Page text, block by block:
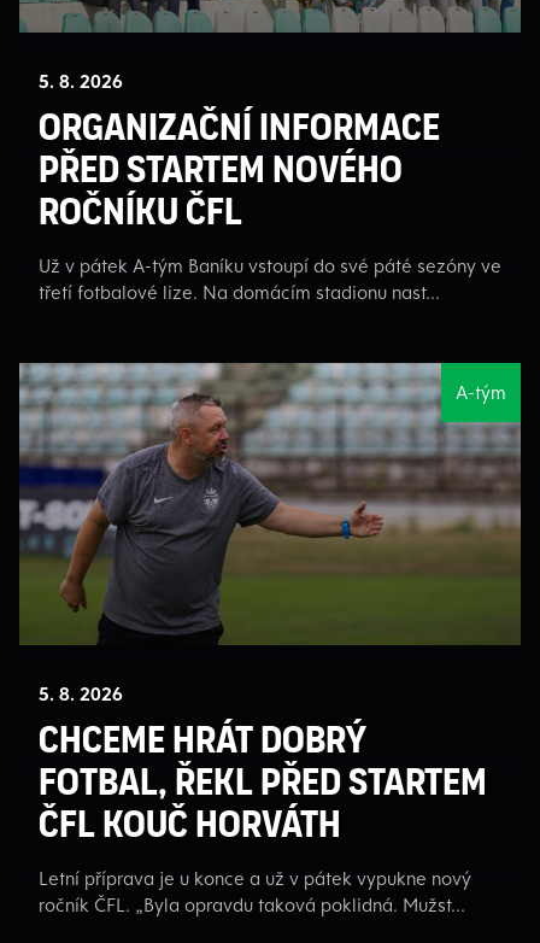
5. 8. 2026
Organizační informace
před startem nového
ročníku ČFL
Už v pátek A-tým Baníku vstoupí do své páté sezóny ve
třetí fotbalové lize. Na domácím stadionu nast...
A-tým
5. 8. 2026
Chceme hrát dobrý
fotbal, řekl před startem
ČFL kouč Horváth
Letní příprava je u konce a už v pátek vypukne nový
ročník ČFL. „Byla opravdu taková poklidná. Mužst...